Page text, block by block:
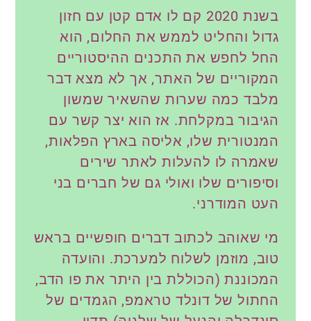
בשנת 2020 קם לו אדם קטן עם חזון
גדול והחליט לממש את החלום, הוא
החל לחפש את התכנים ההיסטוריים
המקוריים של האתר, אך לא מצא דבר
מלבד כמה שערות שהשאיר שמשון
הגיבור במקלחת. אז הוא יצר קשר עם
המנטורית שלו, אליסה בארץ הפלאות,
שאמרה לו להעלות לאתר שירים
וסיפורים שלו ואולי גם של חברים בני
העט המודרני.
מי שאוהב לכתוב דברים חופשיים בראש
טוב, מוזמן לשלוח למערכת. והועדה
המכוננת (הכוללת בין היתר את פו הדב,
החתול של דונלד טראמפ, הגמדים של